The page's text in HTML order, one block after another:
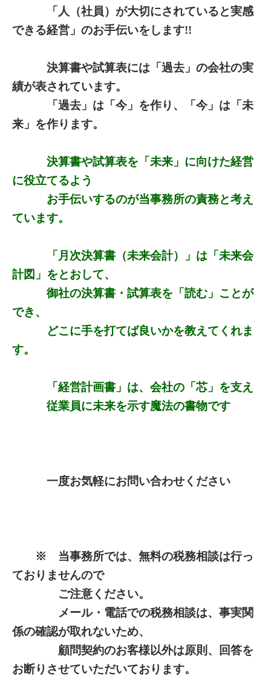
「人（社員）が大切にされていると実感
できる経営」のお手伝いをします!!
決算書や試算表には「過去」の会社の実
績が表されています。
「過去」は「今」を作り、「今」は「未
来」を作ります。
決算書や試算表を「未来」に向けた経営
に役立てるよう
お手伝いするのが当事務所の責務と考え
ています。
「月次決算書（未来会計）」は「未来会
計図」をとおして、
御社の決算書・試算表を「読む」ことが
でき、
どこに手を打てば良いかを教えてくれま
す。
「経営計画書」は、会社の「芯」を支え
従業員に未来を示す魔法の書物です
一度お気軽にお問い合わせください
※ 当事務所では、無料の税務相談は行っ
ておりませんので
ご注意ください。
メール・電話での税務相談は、事実関
係の確認が取れないため、
顧問契約のお客様以外は原則、回答を
お断りさせていただいております。